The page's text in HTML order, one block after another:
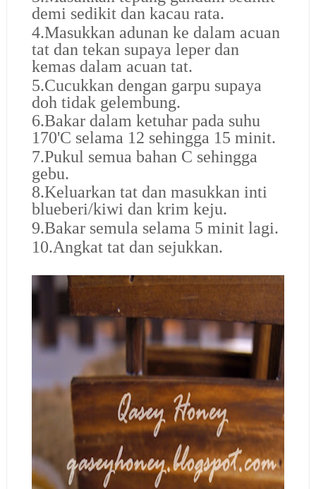
demi sedikit dan kacau rata.
4.Masukkan adunan ke dalam acuan
tat dan tekan supaya leper dan
kemas dalam acuan tat.
5.Cucukkan dengan garpu supaya
doh tidak gelembung.
6.Bakar dalam ketuhar pada suhu
170'C selama 12 sehingga 15 minit.
7.Pukul semua bahan C sehingga
gebu.
8.Keluarkan tat dan masukkan inti
blueberi/kiwi dan krim keju.
9.Bakar semula selama 5 minit lagi.
10.Angkat tat dan sejukkan.